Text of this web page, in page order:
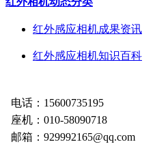
红外感应相机成果资讯
红外感应相机知识百科
电话：15600735195
座机：010-58090718
邮箱：929992165@qq.com